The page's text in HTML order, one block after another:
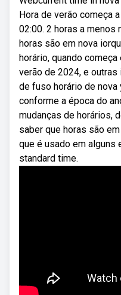
Hora de verão começa
02:00. 2 horas a menos
horas são em nova
horário, quando
verão de 2024, e
de fuso horário de
conforme a época do
mudanças de horários,
saber que horas são
que é usado em alguns
standard time.